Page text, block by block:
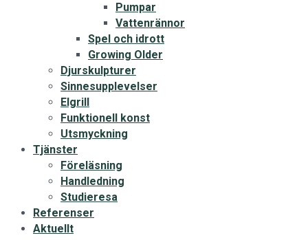
Pumpar
Vattenrännor
Spel och idrott
Growing Older
Djurskulpturer
Sinnesupplevelser
Elgrill
Funktionell konst
Utsmyckning
Tjänster
Föreläsning
Handledning
Studieresa
Referenser
Aktuellt